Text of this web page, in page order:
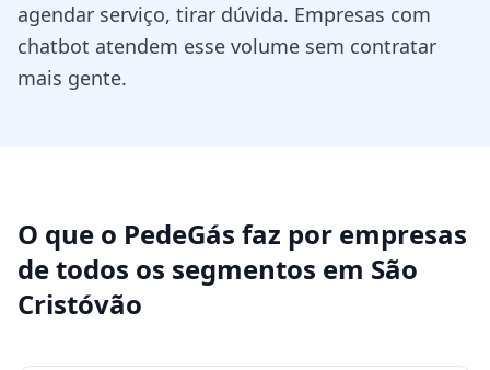
agendar serviço, tirar dúvida. Empresas com
chatbot atendem esse volume sem contratar
mais gente.
O que o PedeGás faz por empresas
de todos os segmentos em São
Cristóvão